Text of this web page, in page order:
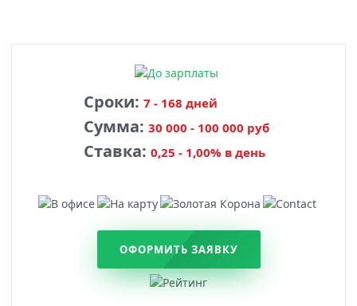
Сроки: 7 - 168 дней
Сумма: 30 000 - 100 000 руб
Ставка: 0,25 - 1,00% в день
ОФОРМИТЬ ЗАЯВКУ